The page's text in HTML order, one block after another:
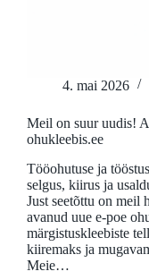
4. mai 2026
Meil on suur uudis!
ohukleebis.ee
Tööohutuse ja
selgus, kiirus ja
Just seetõttu on meil
avanud uue e-poe
märgistuskleebiste
kiiremaks ja
Meie…